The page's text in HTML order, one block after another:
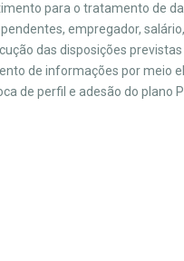
para o tratamento de
empregador,
das disposições
de informações por meio
de perfil e adesão do plano